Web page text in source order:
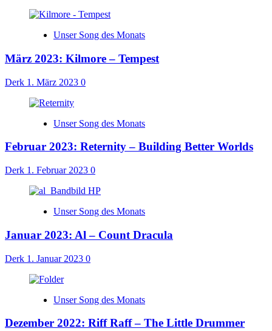
Unser Song des Monats
März 2023: Kilmore – Tempest
Derk 1. März 2023 0
Unser Song des Monats
Februar 2023: Reternity – Building Better Worlds
Derk 1. Februar 2023 0
Unser Song des Monats
Januar 2023: Al – Count Dracula
Derk 1. Januar 2023 0
Unser Song des Monats
Dezember 2022: Riff Raff – The Little Drummer